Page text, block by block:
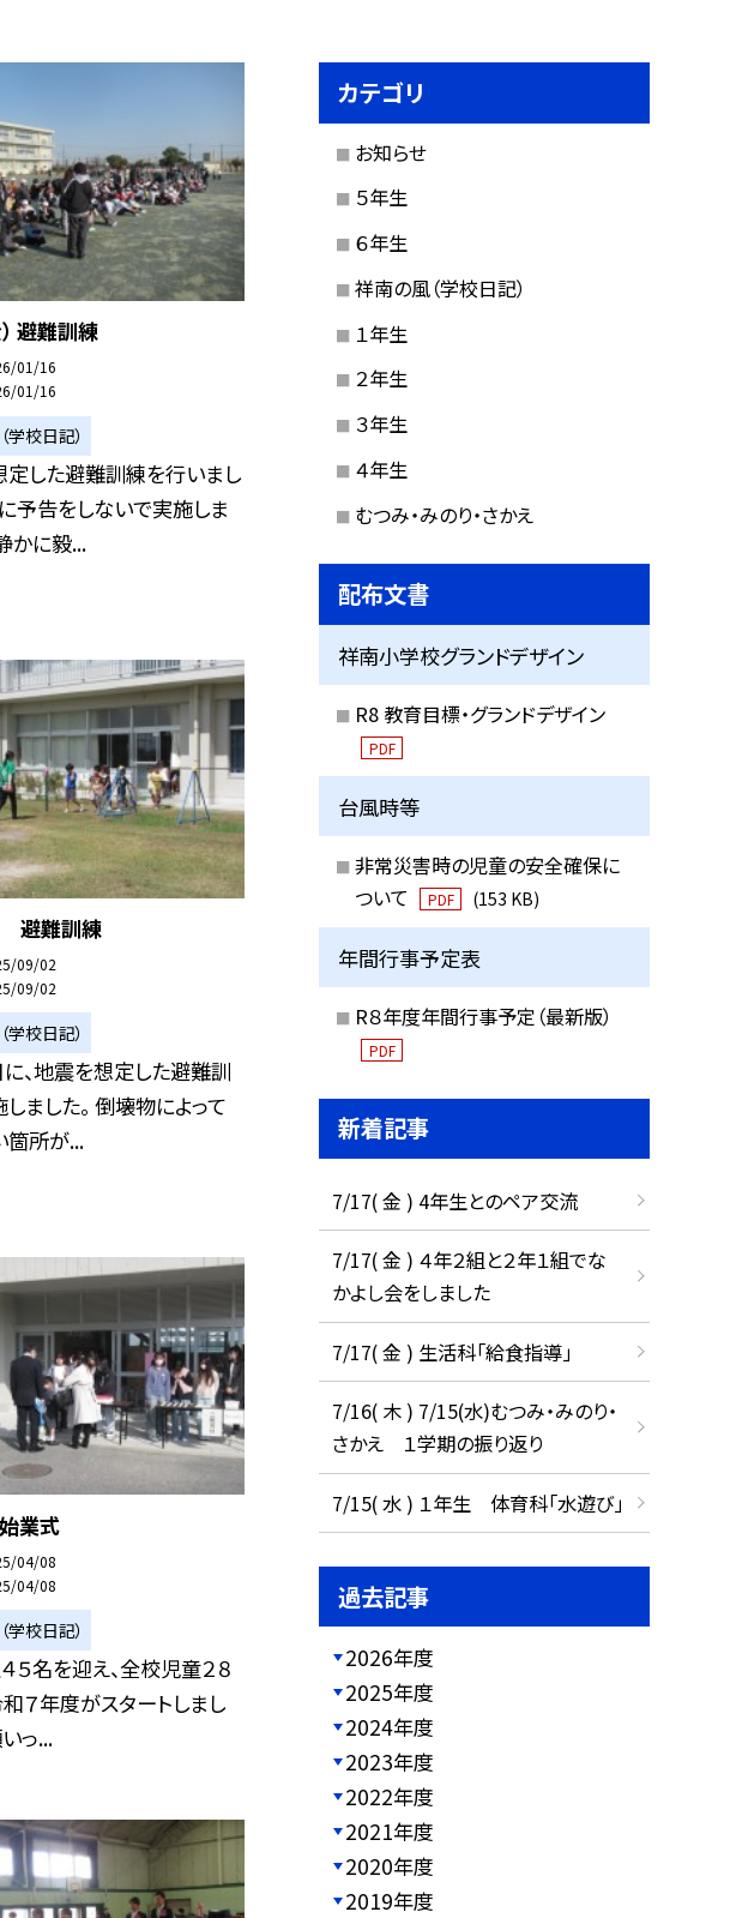
避難訓練
01/16
01/16
学校日記）
定した避難訓練を行いまし
予告をしないで実施しま
かに毅...
避難訓練
09/02
09/02
学校日記）
、地震を想定した避難訓
ました。 倒壊物によって
箇所が...
業式
04/08
04/08
学校日記）
５名を迎え、全校児童２８
７年度がスタートしまし
っ...
カテゴリ
お知らせ
５年生
６年生
祥南の風（学校日記）
１年生
２年生
３年生
４年生
むつみ・みのり・さかえ
配布文書
祥南小学校グランドデザイン
R8 教育目標・グランドデザイン
PDF
台風時等
非常災害時の児童の安全確保に
ついて
PDF (153 KB)
年間行事予定表
R８年度年間行事予定（最新版）
PDF
新着記事
7/17( 金 ) 4年生とのペア交流
7/17( 金 ) ４年２組と２年１組でな
かよし会をしました
7/17( 金 ) 生活科「給食指導」
7/16( 木 ) 7/15(水)むつみ・みのり・
さかえ １学期の振り返り
7/15( 水 ) １年生 体育科「水遊び」
過去記事
2026年度
2025年度
2024年度
2023年度
2022年度
2021年度
2020年度
2019年度